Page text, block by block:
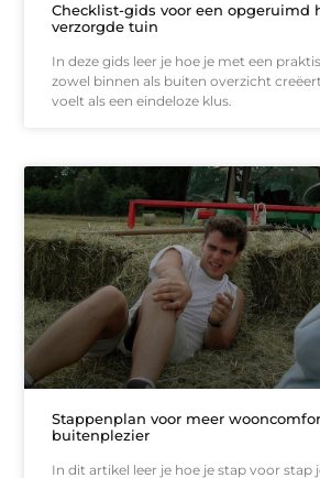
Checklist-gids voor een opgeruimd
verzorgde tuin
In deze gids leer je hoe je met een
zowel binnen als buiten overzicht
voelt als een eindeloze klus.
Stappenplan voor meer
buitenplezier
In dit artikel leer je hoe je stap voor stap